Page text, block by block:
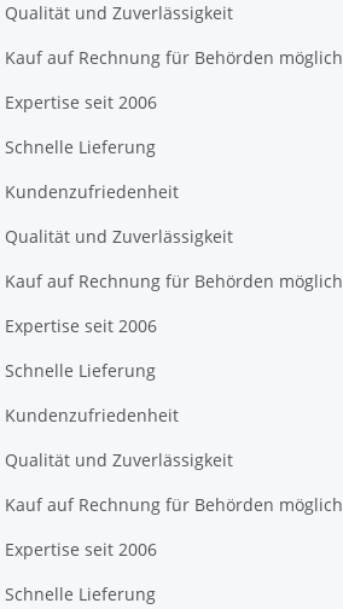
Qualität und Zuverlässigkeit
Kauf auf Rechnung für Behörden möglich
Expertise seit 2006
Schnelle Lieferung
Kundenzufriedenheit
Qualität und Zuverlässigkeit
Kauf auf Rechnung für Behörden möglich
Expertise seit 2006
Schnelle Lieferung
Kundenzufriedenheit
Qualität und Zuverlässigkeit
Kauf auf Rechnung für Behörden möglich
Expertise seit 2006
Schnelle Lieferung